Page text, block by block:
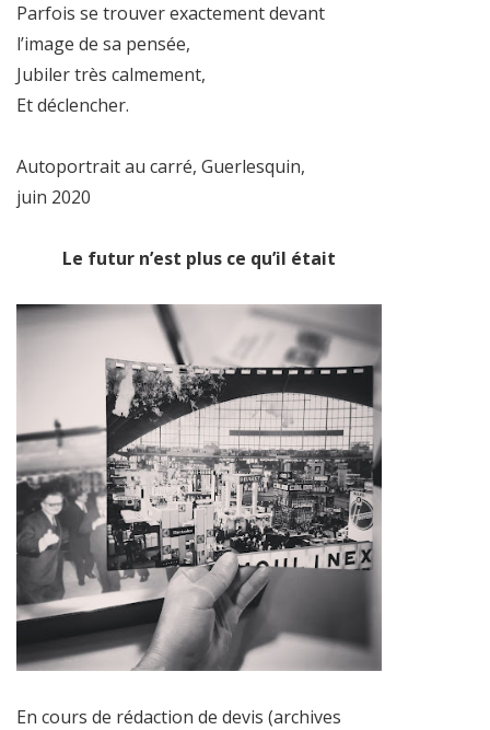
Parfois se trouver exactement devant
l’image de sa pensée,
Jubiler très calmement,
Et déclencher.
Autoportrait au carré, Guerlesquin,
juin 2020
Le futur n’est plus ce qu’il était
En cours de rédaction de devis (archives